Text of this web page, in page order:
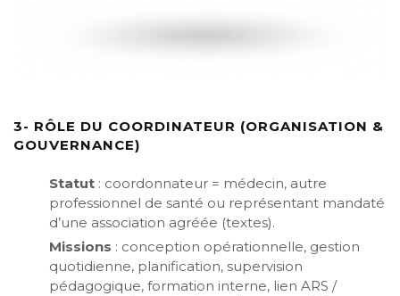
3- RÔLE DU COORDINATEUR (ORGANISATION &
GOUVERNANCE)
Statut : coordonnateur = médecin, autre
professionnel de santé ou représentant mandaté
d’une association agréée (textes).
Missions : conception opérationnelle, gestion
quotidienne, planification, supervision
pédagogique, formation interne, lien ARS /